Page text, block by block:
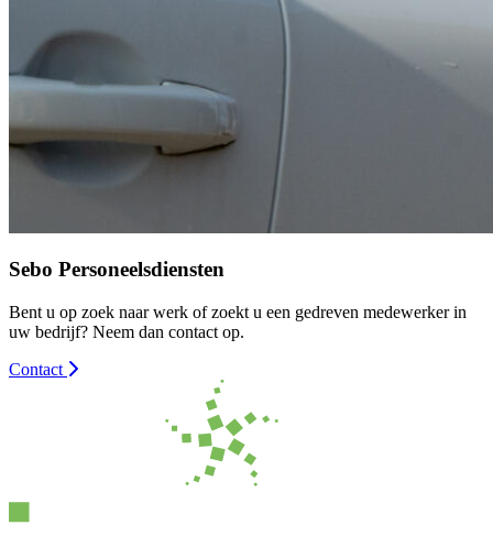
Sebo Personeelsdiensten
Bent u op zoek naar werk of zoekt u een gedreven medewerker in
uw bedrijf? Neem dan contact op.
Contact